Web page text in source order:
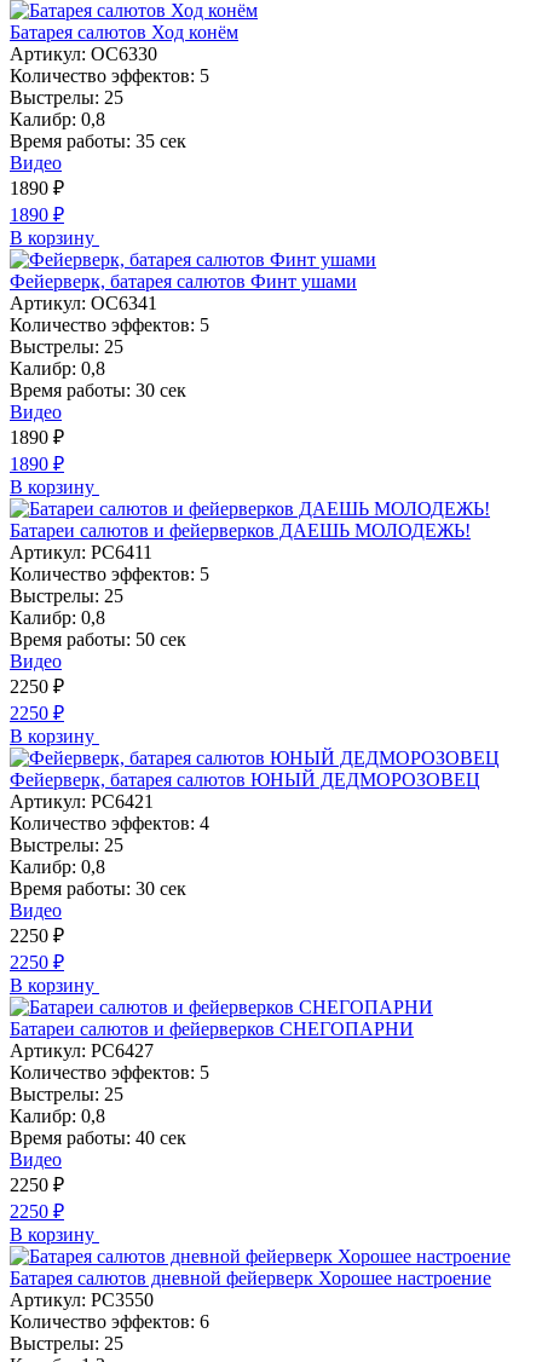
Батарея салютов Ход конём
Артикул: ОС6330
Количество эффектов: 5
Выстрелы: 25
Калибр: 0,8
Время работы: 35 сек
Видео
1890 ₽
1890 ₽
В корзину
Фейерверк, батарея салютов Финт ушами
Артикул: ОС6341
Количество эффектов: 5
Выстрелы: 25
Калибр: 0,8
Время работы: 30 сек
Видео
1890 ₽
1890 ₽
В корзину
Батареи салютов и фейерверков ДАЕШЬ МОЛОДЕЖЬ!
Артикул: РС6411
Количество эффектов: 5
Выстрелы: 25
Калибр: 0,8
Время работы: 50 сек
Видео
2250 ₽
2250 ₽
В корзину
Фейерверк, батарея салютов ЮНЫЙ ДЕДМОРОЗОВЕЦ
Артикул: РС6421
Количество эффектов: 4
Выстрелы: 25
Калибр: 0,8
Время работы: 30 сек
Видео
2250 ₽
2250 ₽
В корзину
Батареи салютов и фейерверков СНЕГОПАРНИ
Артикул: РС6427
Количество эффектов: 5
Выстрелы: 25
Калибр: 0,8
Время работы: 40 сек
Видео
2250 ₽
2250 ₽
В корзину
Батарея салютов дневной фейерверк Хорошее настроение
Артикул: РС3550
Количество эффектов: 6
Выстрелы: 25